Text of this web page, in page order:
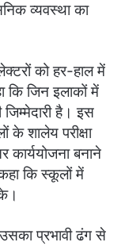
व्यवस्था का
को हर-हाल में
कि जिन इलाकों में
है। इस
के शालेय परीक्षा
कार्ययोजना बनाने
कि स्कूलों में
प्रभावी ढंग से